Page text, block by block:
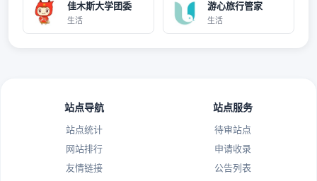
佳木斯大学团委
生活
游心旅行管家
生活
站点导航
站点统计
网站排行
友情链接
站点服务
待审站点
申请收录
公告列表